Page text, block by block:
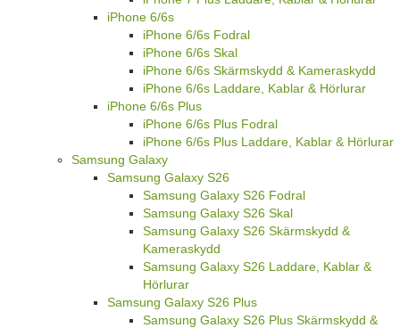
iPhone 6/6s
iPhone 6/6s Fodral
iPhone 6/6s Skal
iPhone 6/6s Skärmskydd & Kameraskydd
iPhone 6/6s Laddare, Kablar & Hörlurar
iPhone 6/6s Plus
iPhone 6/6s Plus Fodral
iPhone 6/6s Plus Laddare, Kablar & Hörlurar
Samsung Galaxy
Samsung Galaxy S26
Samsung Galaxy S26 Fodral
Samsung Galaxy S26 Skal
Samsung Galaxy S26 Skärmskydd &
Kameraskydd
Samsung Galaxy S26 Laddare, Kablar &
Hörlurar
Samsung Galaxy S26 Plus
Samsung Galaxy S26 Plus Skärmskydd &